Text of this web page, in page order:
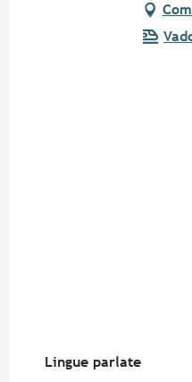
Lingue parlate
Lingue parlate